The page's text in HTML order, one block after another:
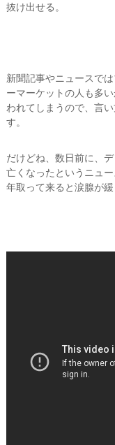
抜け出せる。
新聞記事やニュースで
ーマーケットの人も多
われてしまうので、言
す。
だけどね、数日前に、
亡くなったというニュ
年取って来ると涙腺が緩